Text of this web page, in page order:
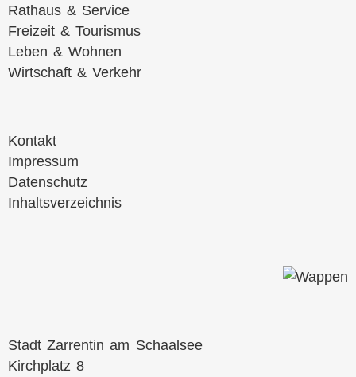
Navigation
überspringen
Rathaus & Service
Freizeit & Tourismus
Leben & Wohnen
Wirtschaft & Verkehr
Navigation
überspringen
Kontakt
Impressum
Datenschutz
Inhaltsverzeichnis
Stadt Zarrentin am Schaalsee
Kirchplatz 8